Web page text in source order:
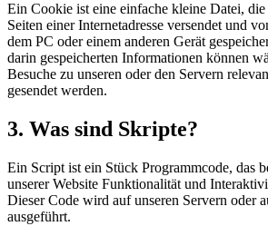
Ein Cookie ist eine einfache kleine Datei,
Seiten einer Internetadresse versendet und
dem PC oder einem anderen Gerät
darin gespeicherten Informationen können
Besuche zu unseren oder den Servern
gesendet werden.
3. Was sind Skripte?
Ein Script ist ein Stück Programmcode, das
unserer Website Funktionalität und
Dieser Code wird auf unseren Servern oder
ausgeführt.